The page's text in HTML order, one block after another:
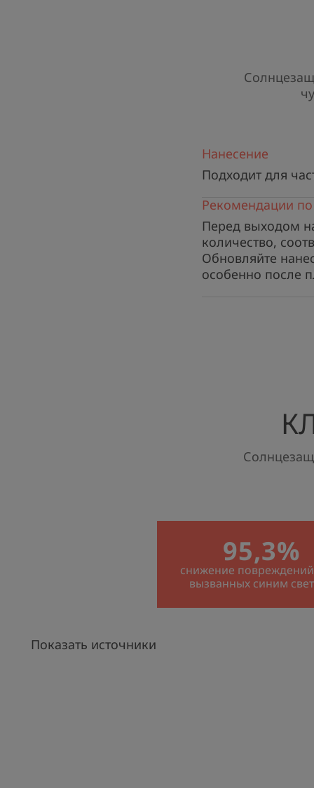
Нанесение
Подходит для
Рекомендации
Перед выходом
количество,
Обновляйте
особенно после
95,3%
снижение
вызванных синим
Показать источники